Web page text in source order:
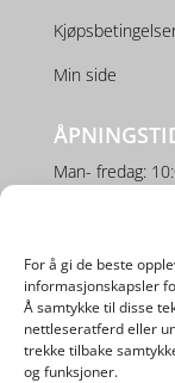
For å gi de beste
informasjonskapsler
Å samtykke til disse
nettleseratferd eller
trekke tilbake
og funksjoner.
Min side
Man- fredag:
Lørdag: 10:00
SOSIALE